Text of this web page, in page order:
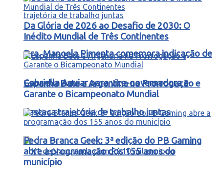
Dra. Manoela Pimenta comemora indicação de
Gabriella Aguiar para vice-governadora e
destaca trajetória de trabalho juntas
Da Glória de 2026 ao Desafio de 2030: O
Inédito Mundial de Três Continentes
Espanha Bate a Argentina na Prorrogação e
Garante o Bicampeonato Mundial
Pedra Branca Geek: 3ª edição do PB Gaming
abre a programação dos 155 anos do
município